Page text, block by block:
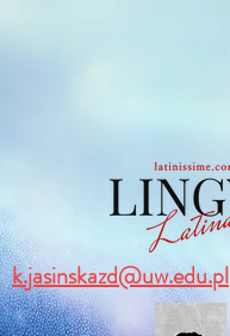
k.jasinskazd@uw.edu.pl